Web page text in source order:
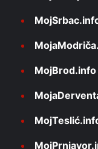
MojBrod.info